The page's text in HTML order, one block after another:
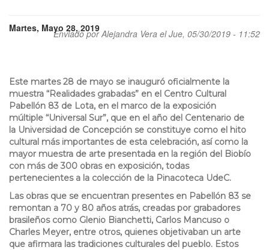
Enviado porAlejandra Vera el Jue, 05/30/2019 - 11:52
Martes, Mayo 28, 2019
Este martes 28 de mayo se inauguró oficialmente la
muestra “Realidades grabadas” en el Centro Cultural
Pabellón 83 de Lota, en el marco de la exposición
múltiple “Universal Sur”, que en el año del Centenario de
la Universidad de Concepción se constituye como el hito
cultural más importantes de esta celebración, así como la
mayor muestra de arte presentada en la región del Biobío
con más de 300 obras en exposición, todas
pertenecientes a la colección de la Pinacoteca UdeC.
Las obras que se encuentran presentes en Pabellón 83 se
remontan a 70 y 80 años atrás, creadas por grabadores
brasileños como Glenio Bianchetti, Carlos Mancuso o
Charles Meyer, entre otros, quienes objetivaban un arte
que afirmara las tradiciones culturales del pueblo. Estos